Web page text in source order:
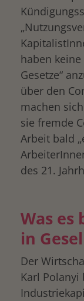
haben
Gesetze“
über den
machen
sie fremde
Arbeit bald
des 21.
Was
in
Der
Karl Polanyi